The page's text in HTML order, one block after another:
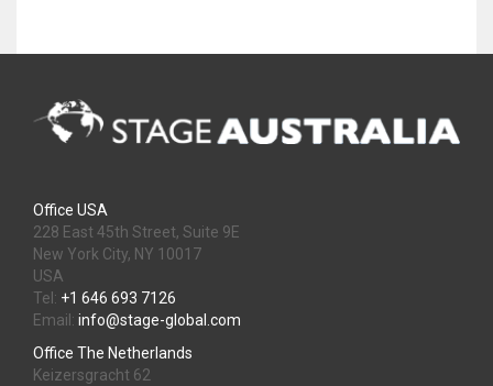
Office USA
228 East 45th Street, Suite 9E
New York City, NY 10017
USA
Tel: +1 646 693 7126
Email: info@stage-global.com
Office The Netherlands
Keizersgracht 62